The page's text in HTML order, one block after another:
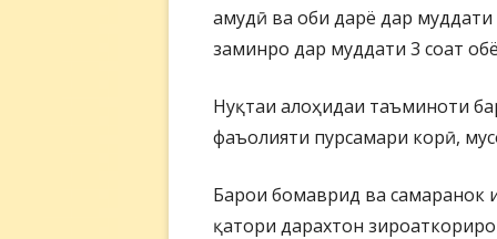
амудӣ ва оби дарё дар муддати
заминро дар муддати 3 соат
Нуқтаи алоҳидаи таъминоти
фаъолияти пурсамари корӣ,
Барои бомаврид ва самаранок
қатори дарахтон